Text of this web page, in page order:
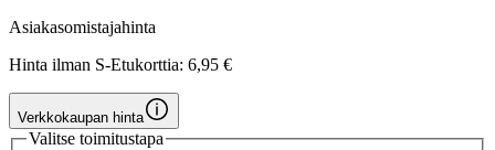
Asiakasomistajahinta
Hinta ilman S-Etukorttia: 6,95 €
Verkkokaupan hinta
Valitse toimitustapa